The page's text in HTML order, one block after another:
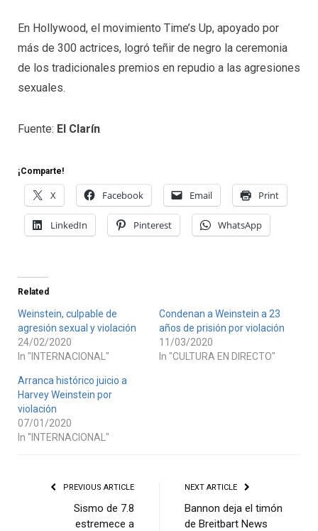
En Hollywood, el movimiento Time’s Up, apoyado por
más de 300 actrices, logró teñir de negro la ceremonia
de los tradicionales premios en repudio a las agresiones
sexuales.
Fuente: El Clarín
¡Comparte!
X Facebook Email Print
LinkedIn Pinterest WhatsApp
Related
Weinstein, culpable de
agresión sexual y violación
24/02/2020
In "INTERNACIONAL"
Condenan a Weinstein a 23
años de prisión por violación
11/03/2020
In "CULTURA EN DIRECTO"
Arranca histórico juicio a
Harvey Weinstein por
violación
07/01/2020
In "INTERNACIONAL"
PREVIOUS ARTICLE
Sismo de 7.8
estremece a
NEXT ARTICLE
Bannon deja el timón
de Breitbart News